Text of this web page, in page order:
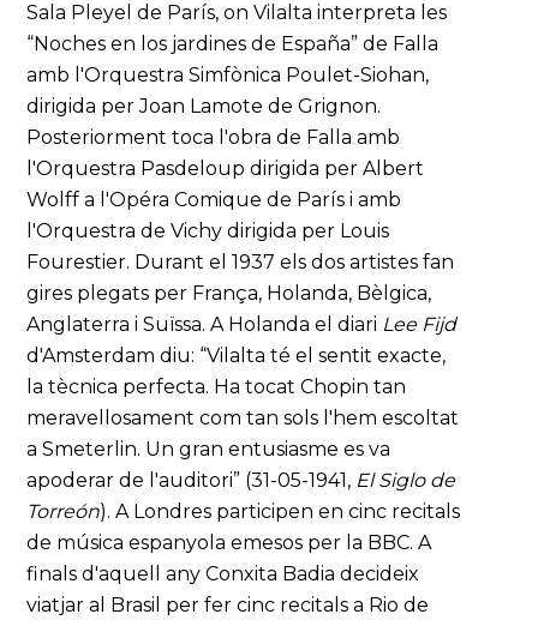
Sala Pleyel de París, on Vilalta interpreta les
“Noches en los jardines de España” de Falla
amb l'Orquestra Simfònica Poulet-Siohan,
dirigida per Joan Lamote de Grignon.
Posteriorment toca l'obra de Falla amb
l'Orquestra Pasdeloup dirigida per Albert
Wolff a l'Opéra Comique de París i amb
l'Orquestra de Vichy dirigida per Louis
Fourestier. Durant el 1937 els dos artistes fan
gires plegats per França, Holanda, Bèlgica,
Anglaterra i Suïssa. A Holanda el diari Lee Fijd
d'Amsterdam diu: “Vilalta té el sentit exacte,
la tècnica perfecta. Ha tocat Chopin tan
meravellosament com tan sols l'hem escoltat
a Smeterlin. Un gran entusiasme es va
apoderar de l'auditori” (31-05-1941, El Siglo de
Torreón). A Londres participen en cinc recitals
de música espanyola emesos per la BBC. A
finals d'aquell any Conxita Badia decideix
viatjar al Brasil per fer cinc recitals a Rio de